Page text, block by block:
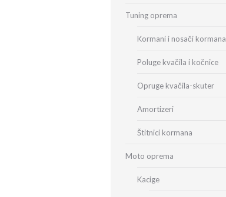
Tuning oprema
Kormani i nosači kormana
Poluge kvačila i kočnice
Opruge kvačila-skuter
Amortizeri
Štitnici kormana
Moto oprema
Kacige